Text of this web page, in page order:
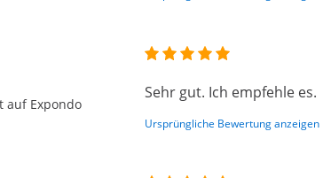
auf Expondo
Sehr gut. Ich empfehle es.
Ursprüngliche Bewertung anzeigen